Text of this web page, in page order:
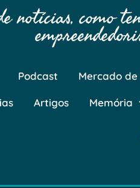
notícias, como
Podcast Mercado
Artigos Memória